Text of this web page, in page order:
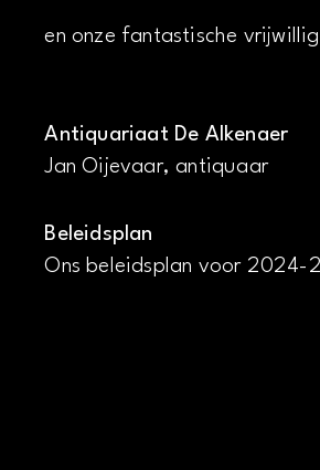
en onze fantastische
Antiquariaat De Alkenaer
Jan Oijevaar, antiquaar
Beleidsplan
Ons beleidsplan voor 2024-